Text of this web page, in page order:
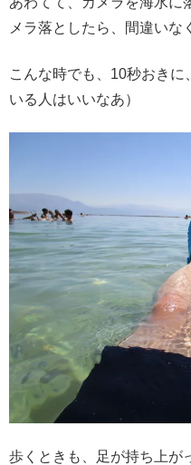
メラ落としたら、間違いな
こんな時でも、10秒おき
いる人はいいなあ）
歩くときも、足が持ち上が